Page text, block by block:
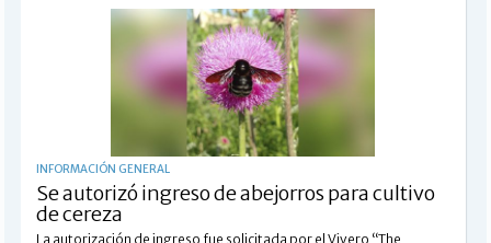
INFORMACIÓN GENERAL
Se autorizó ingreso de abejorros para cultivo
de cereza
La autorización de ingreso fue solicitada por el Vivero “The